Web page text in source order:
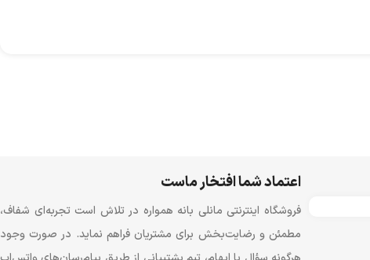
اعتماد شما افتخار ماست
فروشگاه اینترنتی مانلی بانه همواره در تلاش است تجربه‌ای شفاف،
مطمئن و رضایت‌بخش برای مشتریان فراهم نماید. در صورت وجود